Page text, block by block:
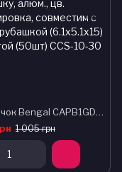
Колпачок Bengal CAPB1GD на тормозную рубашку, алюм., цв. анодировка, совместим с 5mm рубашкой (6.1x5.1x15) золотой (50шт)
1 005 грн